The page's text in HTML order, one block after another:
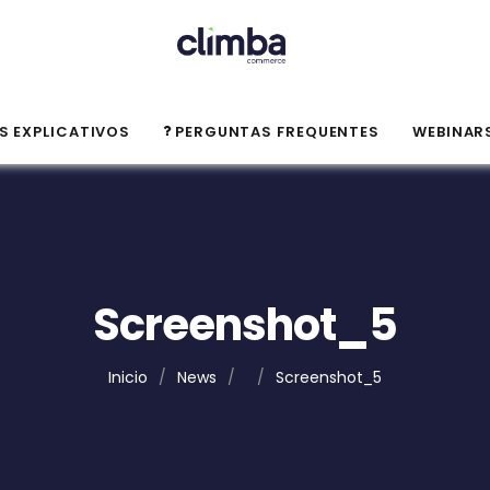
EXPLICATIVOS PERGUNTAS FREQUENTES
Screenshot_5
Inicio / News / / Screenshot_5